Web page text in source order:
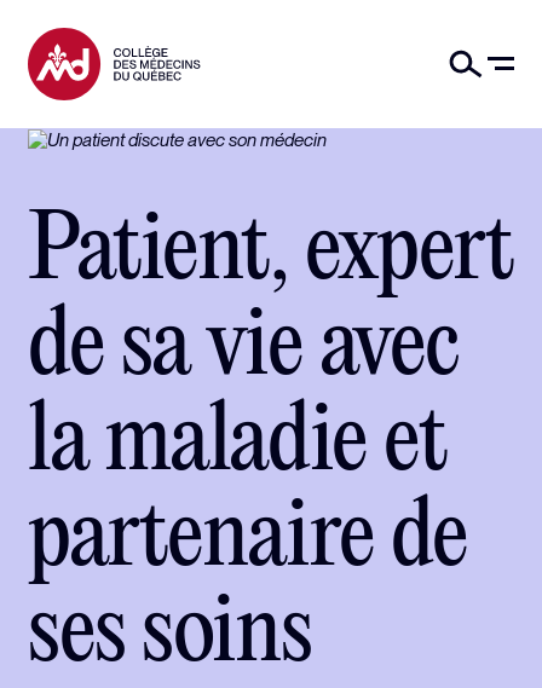
Patient, expert
de sa vie avec
la maladie et
partenaire de
ses soins